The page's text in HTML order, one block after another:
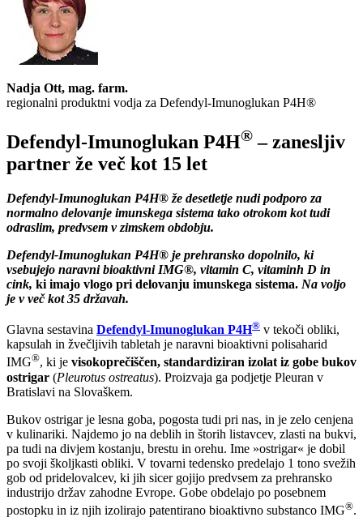
Nadja Ott, mag. farm.
regionalni produktni vodja za Defendyl-Imunoglukan P4H®
Defendyl-Imunoglukan P4H® – zanesljiv
partner že več kot 15 let
Defendyl-Imunoglukan P4H® že desetletje nudi podporo za
normalno delovanje imunskega sistema tako otrokom kot tudi
odraslim, predvsem v zimskem obdobju.
Defendyl-Imunoglukan P4H® je prehransko dopolnilo, ki
vsebujejo naravni bioaktivni IMG®, vitamin C, vitaminh D in
cink, ki imajo vlogo pri delovanju imunskega sistema. Na voljo
je v več kot 35 državah.
Glavna sestavina Defendyl-Imunoglukan P4H® v tekoči obliki,
kapsulah in žvečljivih tabletah je naravni bioaktivni polisaharid
IMG®, ki je visokoprečiščen, standardiziran izolat iz gobe bukov
ostrigar (Pleurotus ostreatus). Proizvaja ga podjetje Pleuran v
Bratislavi na Slovaškem.
Bukov ostrigar je lesna goba, pogosta tudi pri nas, in je zelo cenjena
v kulinariki. Najdemo jo na deblih in štorih listavcev, zlasti na bukvi,
pa tudi na divjem kostanju, brestu in orehu. Ime »ostrigar« je dobil
po svoji školjkasti obliki. V tovarni tedensko predelajo 1 tono svežih
gob od pridelovalcev, ki jih sicer gojijo predvsem za prehransko
industrijo držav zahodne Evrope. Gobe obdelajo po posebnem
postopku in iz njih izolirajo patentirano bioaktivno substanco IMG®.